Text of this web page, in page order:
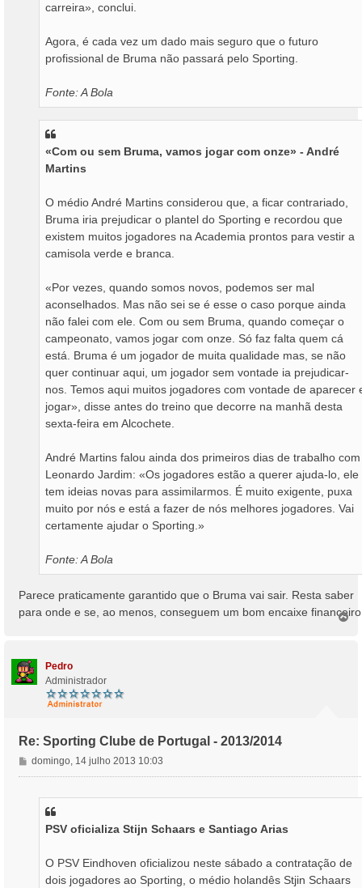
carreira», conclui.
Agora, é cada vez um dado mais seguro que o futuro
profissional de Bruma não passará pelo Sporting.
Fonte: A Bola
«Com ou sem Bruma, vamos jogar com onze» - André
Martins
O médio André Martins considerou que, a ficar contrariado,
Bruma iria prejudicar o plantel do Sporting e recordou que
existem muitos jogadores na Academia prontos para vestir a
camisola verde e branca.
«Por vezes, quando somos novos, podemos ser mal
aconselhados. Mas não sei se é esse o caso porque ainda
não falei com ele. Com ou sem Bruma, quando começar o
campeonato, vamos jogar com onze. Só faz falta quem cá
está. Bruma é um jogador de muita qualidade mas, se não
quer continuar aqui, um jogador sem vontade ia prejudicar-
nos. Temos aqui muitos jogadores com vontade de aparecer
jogar», disse antes do treino que decorre na manhã desta
sexta-feira em Alcochete.
André Martins falou ainda dos primeiros dias de trabalho com
Leonardo Jardim: «Os jogadores estão a querer ajuda-lo, ele
tem ideias novas para assimilarmos. É muito exigente, puxa
muito por nós e está a fazer de nós melhores jogadores. Vai
certamente ajudar o Sporting.»
Fonte: A Bola
Parece praticamente garantido que o Bruma vai sair. Resta saber
para onde e se, ao menos, conseguem um bom encaixe
T
Pedro
Administrador
Re: Sporting Clube de Portugal - 2013/2014
M
e
domingo, 14 julho 2013 10:03
PSV oficializa Stijn Schaars e Santiago Arias
O PSV Eindhoven oficializou neste sábado a contratação de
dois jogadores ao Sporting, o médio holandês Stjin Schaars